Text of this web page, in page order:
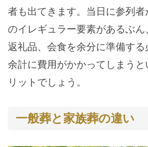
者も出てきます。当日に参列
のイレギュラー要素があるぶ
返礼品、会食を余分に準備する
余計に費用がかかってしまうと
リットでしょう。
一般葬と家族葬の違い